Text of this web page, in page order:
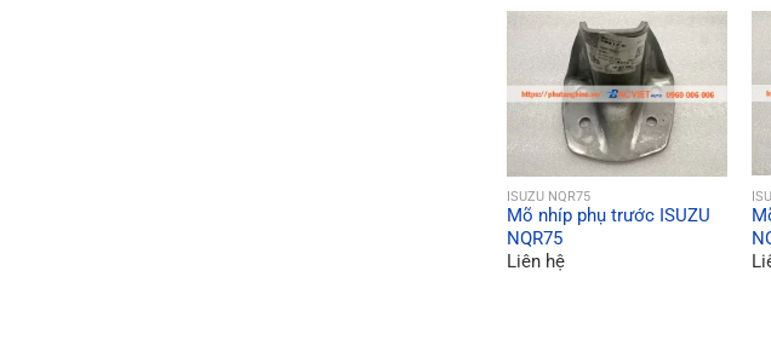
QUICK VIEW
ISUZU NQR75
Mõ nhíp phụ trước ISUZU
NQR75
Liên hệ